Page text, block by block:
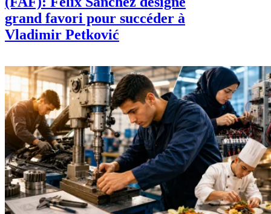
grand favori pour succéder à
Vladimir Petković